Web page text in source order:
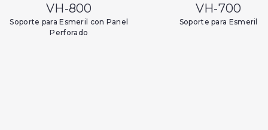
VH-800
Soporte para Esmeril con Panel
Perforado
VH-700
Soporte para Esmeril